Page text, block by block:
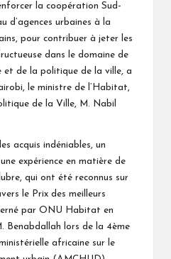
la coopération Sud-
d’agences urbaines à la
pour contribuer à jeter les
dans le domaine de
de la politique de la ville, a
le ministre de l’Habitat,
de la Ville, M. Nabil
acquis indéniables, un
expérience en matière de
qui ont été reconnus sur
le Prix des meilleurs
par ONU Habitat en
Benabdallah lors de la 4ème
africaine sur le